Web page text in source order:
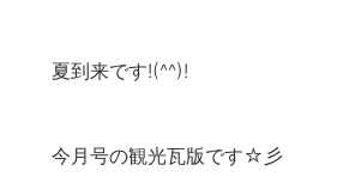
夏到来です!(^^)!
今月号の観光瓦版です☆彡